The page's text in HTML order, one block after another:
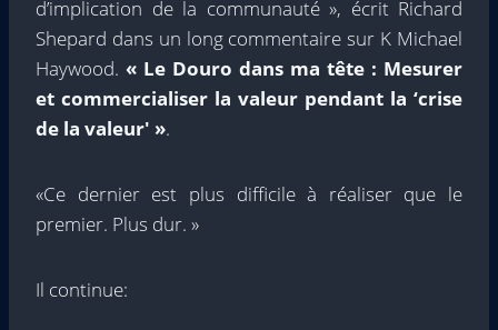
d’implication de la communauté », écrit Richard
Shepard dans un long commentaire sur K Michael
Haywood. « Le Douro dans ma tête : Mesurer
et commercialiser la valeur pendant la ‘crise
de la valeur' ».
«Ce dernier est plus difficile à réaliser que le
premier. Plus dur. »
Il continue: